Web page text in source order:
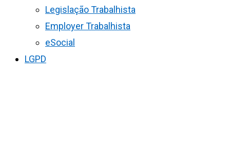
Legislação Trabalhista
Employer Trabalhista
eSocial
LGPD